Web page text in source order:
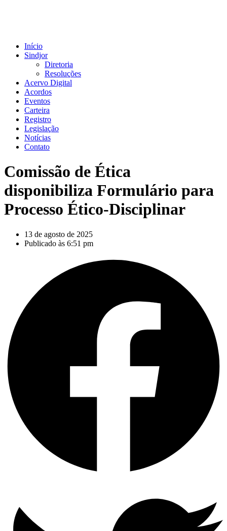
Início
Sindjor
Diretoria
Resoluções
Acervo Digital
Acordos
Eventos
Carteira
Registro
Legislação
Notícias
Contato
Comissão de Ética
disponibiliza Formulário para
Processo Ético-Disciplinar
13 de agosto de 2025
Publicado às 6:51 pm